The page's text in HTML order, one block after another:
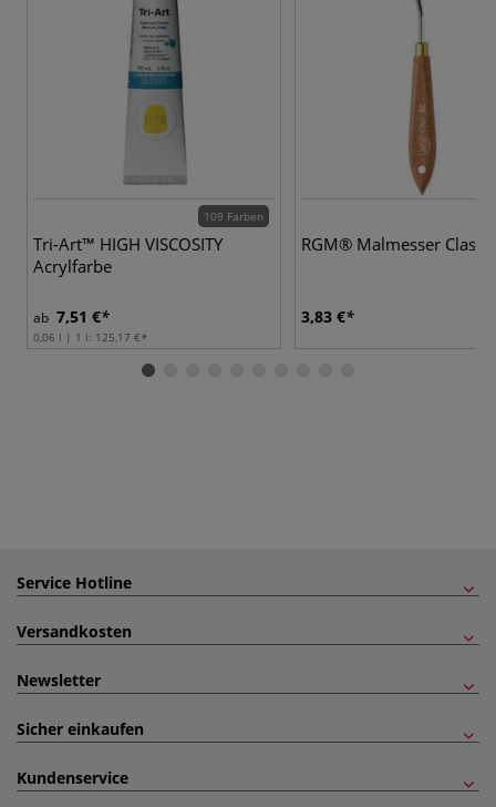
109 Farben
Tri-Art™ HIGH VISCOSITY
Acrylfarbe
ab 7,51 €
0,06 l | 1 l: 125,17 €
RGM® Malmesser
3,83 €
Service Hotline
Versandkosten
Newsletter
Sicher einkaufen
Kundenservice